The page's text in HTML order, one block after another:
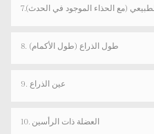
(مع الحذاء الموجود في الحدث)
8. طول الذراع (طول الأكمام)
9. عين الذراع
10. العضلة ذات الرأسين